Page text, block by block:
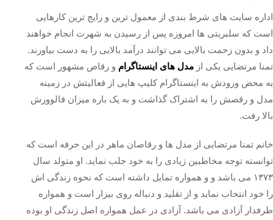
اداره سایت های شرط بندی از معمول ترین و رایج ترین کارهایی
است که سلبریتی ها امروزه پس از رسیدن به شهرت انجام خواهند
داد و بدون زحمت بالایی می توانند درآمد بالایی را به دست بیاورند.
تمنا مرتضایی یکی از مدل های اینستاگرام و رقاص مشهور است که
به محض ورودش به اینستاگرام کلیپ هایی از فعالیتش در زمینه
مدل و رقصش را به اشتراک گذاشت و به یک باره میزان فالوورش
بالا رفت.
خانم تمنا مرتضایی از مدل ها و رقاصان ماهر در این حرفه است که
توانسته توجه مخاطبین زیادی را به خود جلب نماید. او متولد سال
۱۳۷۳ می باشد و و همواره تمایل داشته است که نحوه زندگی اش
را خود انتخاب نماید و از تقلید و دنباله روی بیزار است‌ و همواره
طرفدار آزادی می باشد. آزادی در عمل همواره اصل زندگی او بوده